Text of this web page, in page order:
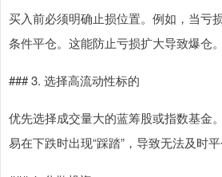
买入前必须明确止损位置。例如，当亏
条件平仓。这能防止亏损扩大导致爆仓。
### 3. 选择高流动性标的
优先选择成交量大的蓝筹股或指数基金
易在下跌时出现“踩踏”，导致无法及时平